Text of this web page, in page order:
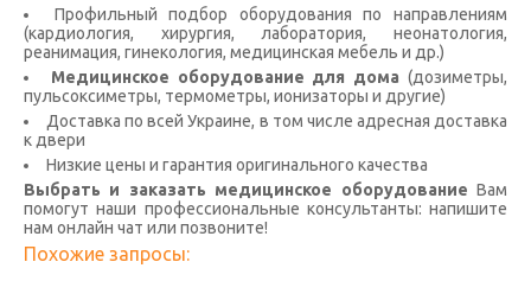
Профильный подбор оборудования по направлениям
(кардиология, хирургия, лаборатория, неонатология,
реанимация, гинекология, медицинская мебель и др.)
Медицинское оборудование для дома (дозиметры,
пульсоксиметры, термометры, ионизаторы и другие)
Доставка по всей Украине, в том числе адресная доставка
к двери
Низкие цены и гарантия оригинального качества
Выбрать и заказать медицинское оборудование Вам
помогут наши профессиональные консультанты: напишите
нам онлайн чат или позвоните!
Похожие запросы: